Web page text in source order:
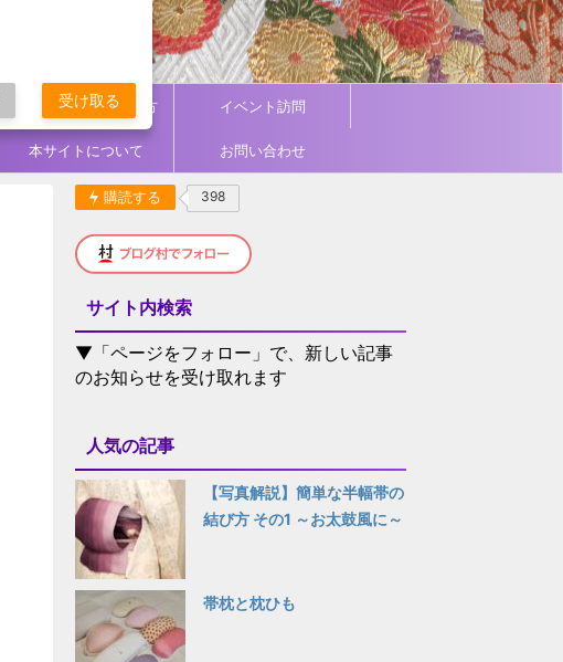
コーディネート／着方 イベント訪問
本サイトについて お問い合わせ
購読する 398
サイト内検索
▼「ページをフォロー」で、新しい記事
のお知らせを受け取れます
人気の記事
【写真解説】簡単な半幅帯の
結び方 その1 ～お太鼓風に～
帯枕と枕ひも
受け取る